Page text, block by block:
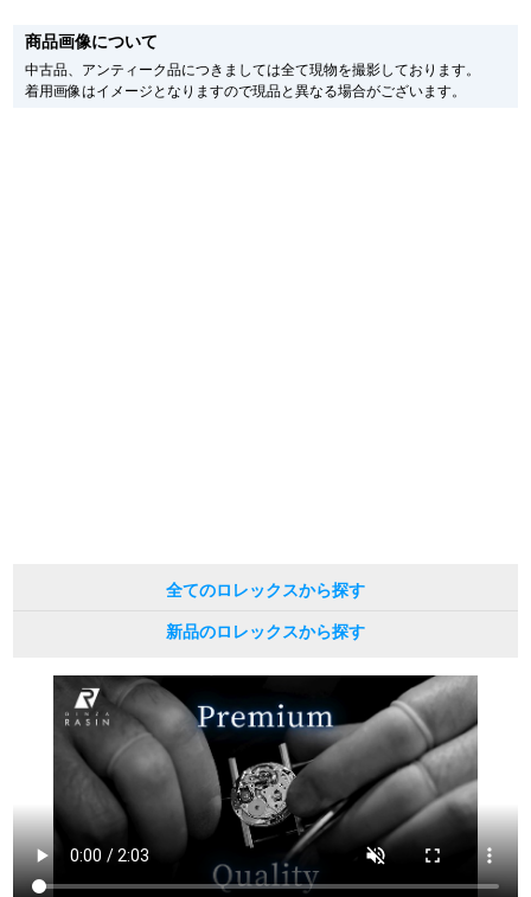
買取サロン
繁體中文 한국어
商品画像について
中古品、アンティーク品につきましては全て現物を撮影しております。
着用画像はイメージとなりますので現品と異なる場合がございます。
全てのロレックスから探す
新品のロレックスから探す
メーカー保護シールの有無に個体差がございますのでご了承下さいませ。
また、メーカーにてマイナーチェンジがなされる場合がございますが、在庫品
の仕様で販売させていただきますので予めご了承の程お願いいたします。
尚、中古品、アンティーク品につきましては現品を撮影しております。